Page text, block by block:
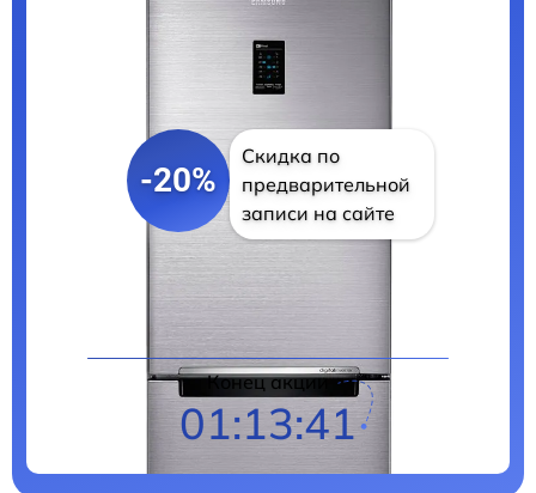
-20%
Скидка по
предварительной
записи на сайте
Цены на ремонт
Конец акции
01:13:40